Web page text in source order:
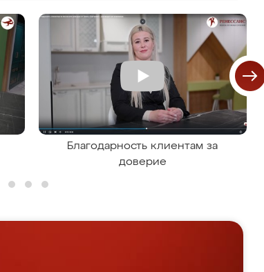
Благодарность клиентам за
доверие